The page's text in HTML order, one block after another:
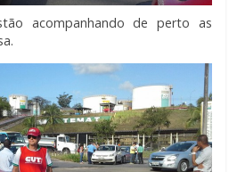
acompanhando de perto as